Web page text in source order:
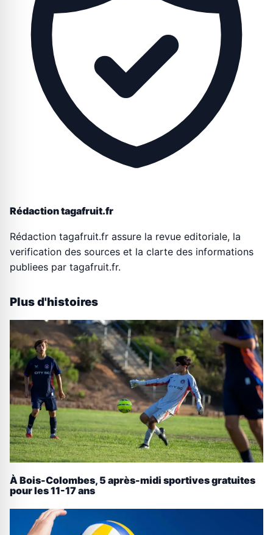
Rédaction tagafruit.fr
Rédaction tagafruit.fr assure la revue editoriale, la
verification des sources et la clarte des informations
publiees par tagafruit.fr.
Plus d'histoires
À Bois-Colombes, 5 après-midi sportives gratuites
pour les 11-17 ans